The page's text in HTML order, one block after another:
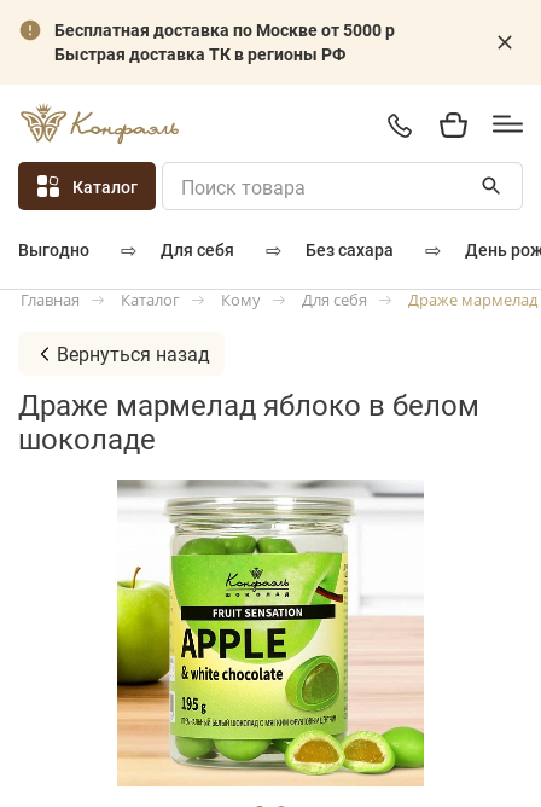
Бесплатная доставка по Москве от 5000 р
Быстрая доставка ТК в регионы РФ
Каталог
выгодно ⇨ для себя ⇨ без сахара ⇨ день
Главная Каталог Кому Для себя Драже мармелад
Вернуться назад
Драже мармелад яблоко в белом
шоколаде